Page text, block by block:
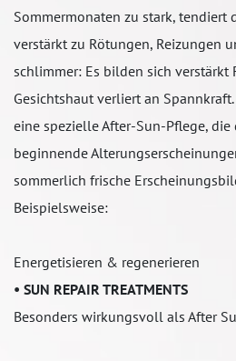
Sommermonaten zu stark, tendiert
verstärkt zu Rötungen, Reizungen
schlimmer: Es bilden sich verstärkt
Gesichtshaut verliert an
eine spezielle After-Sun-Pflege, die
beginnende
sommerlich frische
Beispielsweise:
Energetisieren & regenerieren
• SUN REPAIR TREATMENTS
Besonders wirkungsvoll als After